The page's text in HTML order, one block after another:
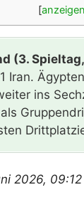
[anzeigen
(3.
Iran.
ins
2026,